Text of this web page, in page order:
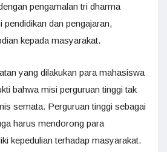
pengamalan tri dharma
pendidikan dan pengajaran,
kepada masyarakat.
yang dilakukan para mahasiswa
bahwa misi perguruan tinggi tak
semata. Perguruan tinggi sebagai
harus mendorong para
kepedulian terhadap masyarakat.